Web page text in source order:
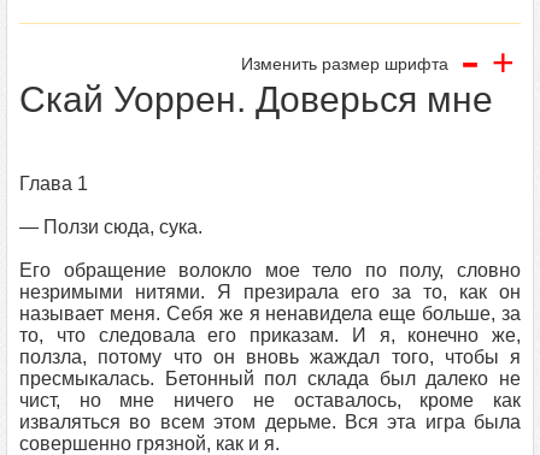
Изменить размер шрифта - +
Скай Уоррен. Доверься мне
Глава 1
― Ползи сюда, сука.
Его обращение волокло мое тело по полу, словно
незримыми нитями. Я презирала его за то, как он
называет меня. Себя же я ненавидела еще больше, за
то, что следовала его приказам. И я, конечно же,
ползла, потому что он вновь жаждал того, чтобы я
пресмыкалась. Бетонный пол склада был далеко не
чист, но мне ничего не оставалось, кроме как
изваляться во всем этом дерьме. Вся эта игра была
совершенно грязной, как и я.